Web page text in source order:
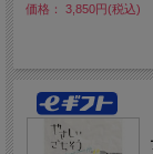
価格： 3,850円(税込)